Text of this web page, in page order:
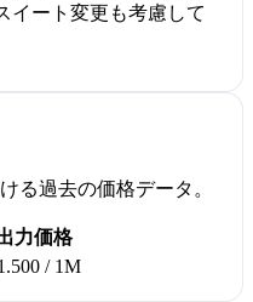
イート変更も考慮して
る過去の価格データ。
力価格
/ 1M